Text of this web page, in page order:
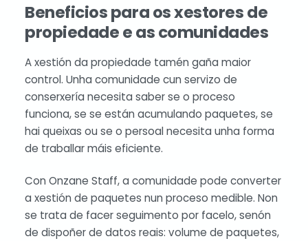
Beneficios para os xestores de
propiedade e as comunidades
A xestión da propiedade tamén gaña maior
control. Unha comunidade cun servizo de
conserxería necesita saber se o proceso
funciona, se se están acumulando paquetes, se
hai queixas ou se o persoal necesita unha forma
de traballar máis eficiente.
Con Onzane Staff, a comunidade pode converter
a xestión de paquetes nun proceso medible. Non
se trata de facer seguimento por facelo, senón
de dispoñer de datos reais: volume de paquetes,